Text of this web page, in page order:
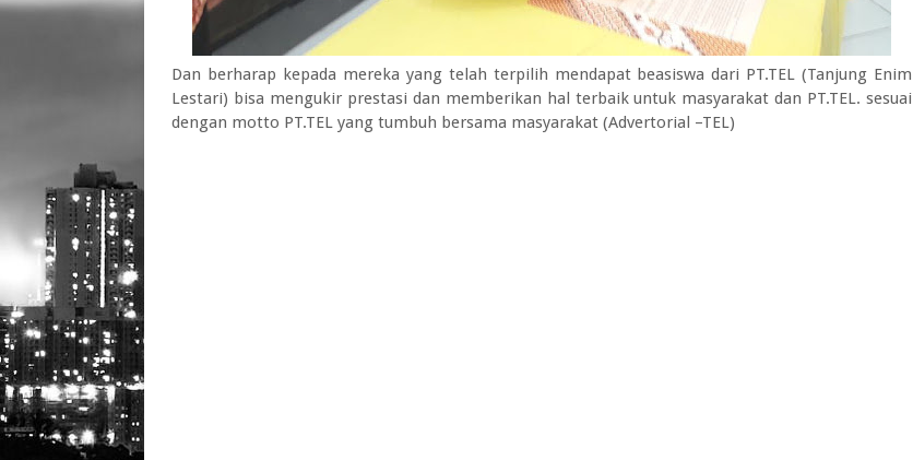
Dan berharap kepada mereka yang telah terpilih mendapat beasiswa dari PT.TEL (Tanjung Enim
Lestari) bisa mengukir prestasi dan memberikan hal terbaik untuk masyarakat dan PT.TEL. sesuai
dengan motto PT.TEL yang tumbuh bersama masyarakat (Advertorial –TEL)